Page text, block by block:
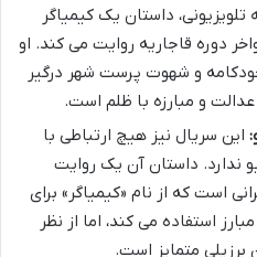
داستان یک کیمیاگر
دوره قاجاریه روایت می کند. او
و شهوت پرست شهر درگیر
و مبارزه با ظلم است.
این سریال نیز هیچ ارتباطی با
ندارد. داستان آن یک روایت
است که از نام «کیمیاگر» برای
استفاده می کند، اما از نظر
برزیلی متمایز است.